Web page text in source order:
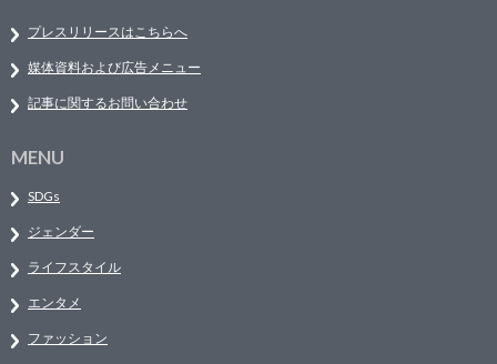
プレスリリースはこちらへ
媒体資料および広告メニュー
記事に関するお問い合わせ
MENU
SDGs
ジェンダー
ライフスタイル
エンタメ
ファッション